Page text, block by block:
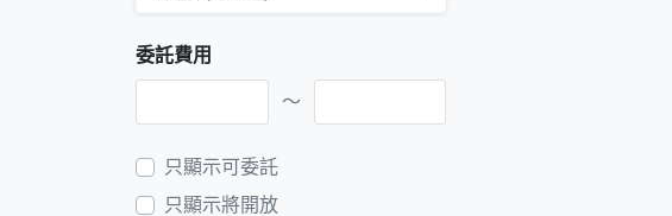
委託費用
～
只顯示可委託
只顯示將開放